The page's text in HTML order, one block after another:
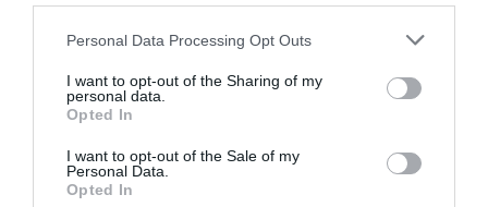
Personal Data Processing Opt Outs
I want to opt-out of the Sharing of my
personal data.
Opted In
I want to opt-out of the Sale of my
Personal Data.
Opted In
Tampoco ha ayudadoel mercado de invierno, en el
que ayuden a ir rebajando el déficit existente. Eso sí,
equipos de LaLiga Santander y LaLiga SmartBank
tienen derechos federativos en balance por 2.374
millones de euros
Añadir 2Playbook